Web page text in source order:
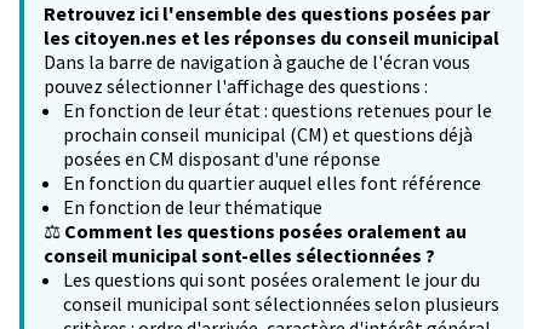
Retrouvez ici l'ensemble des questions posées par
les citoyen.nes et les réponses du conseil municipal
Dans la barre de navigation à gauche de l'écran vous
pouvez sélectionner l'affichage des questions :
En fonction de leur état : questions retenues pour le
prochain conseil municipal (CM) et questions déjà
posées en CM disposant d'une réponse
En fonction du quartier auquel elles font référence
En fonction de leur thématique
⚖️ Comment les questions posées oralement au
conseil municipal sont-elles sélectionnées ?
Les questions qui sont posées oralement le jour du
conseil municipal sont sélectionnées selon plusieurs